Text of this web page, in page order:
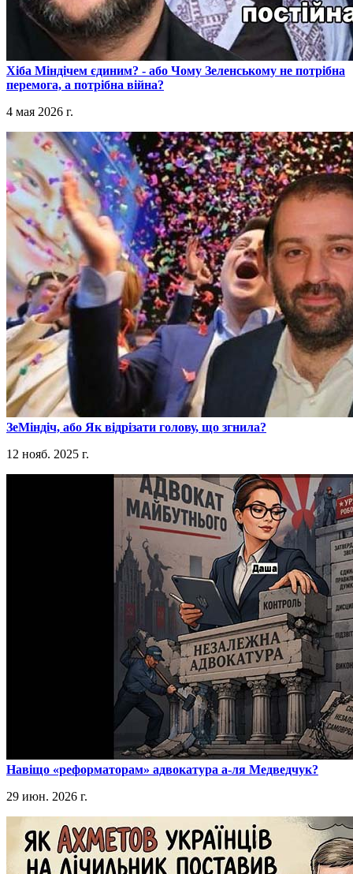
​Хіба Міндічем єдиним? - або Чому Зеленському не потрібна
перемога, а потрібна війна?
4 мая 2026 г.
​ЗеМіндіч, або Як відрізати голову, що згнила?
12 нояб. 2025 г.
​Навіщо «реформаторам» адвокатура а-ля Медведчук?
29 июн. 2026 г.